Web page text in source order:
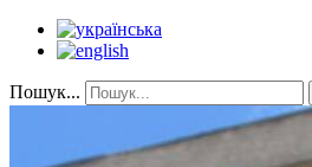
Пошук...